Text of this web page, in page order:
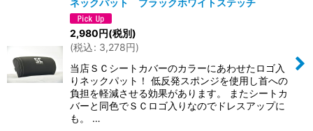
ネックパット ブラックホワイトステッチ
2,980円(税別)
(税込: 3,278円)
当店ＳＣシートカバーのカラーにあわせたロゴ入
りネックパット！ 低反発スポンジを使用し首への
負担を軽減させる効果があります。 またシートカ
バーと同色でＳＣロゴ入りなのでドレスアップに
も。 …